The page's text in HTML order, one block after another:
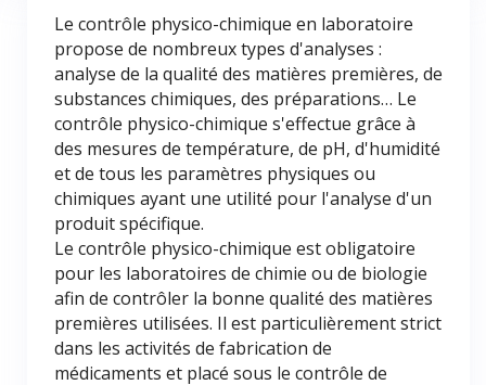
Le contrôle physico-chimique en laboratoire
propose de nombreux types d'analyses :
analyse de la qualité des matières premières, de
substances chimiques, des préparations… Le
contrôle physico-chimique s'effectue grâce à
des mesures de température, de pH, d'humidité
et de tous les paramètres physiques ou
chimiques ayant une utilité pour l'analyse d'un
produit spécifique.
Le contrôle physico-chimique est obligatoire
pour les laboratoires de chimie ou de biologie
afin de contrôler la bonne qualité des matières
premières utilisées. Il est particulièrement strict
dans les activités de fabrication de
médicaments et placé sous le contrôle de